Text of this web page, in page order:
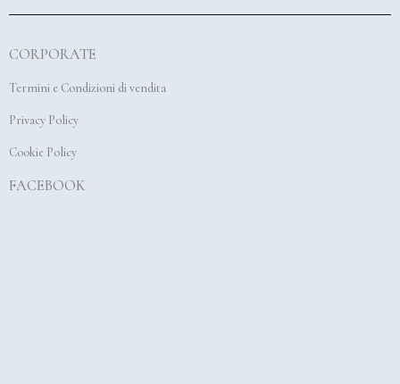
e
o
o
t
g
r
t
e
CORPORATE
Termini e Condizioni di vendita
Privacy Policy
Cookie Policy
FACEBOOK